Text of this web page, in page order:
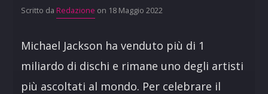
Scritto da Redazione on 18 Maggio 2022
Michael Jackson ha venduto più di 1
miliardo di dischi e rimane uno degli artisti
più ascoltati al mondo. Per celebrare il